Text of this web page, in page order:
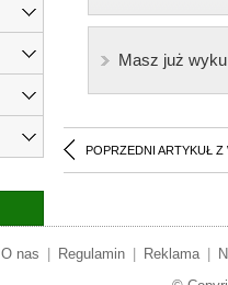
Masz już
POPRZEDNI ARTYKUŁ Z
O nas Regulamin Reklama